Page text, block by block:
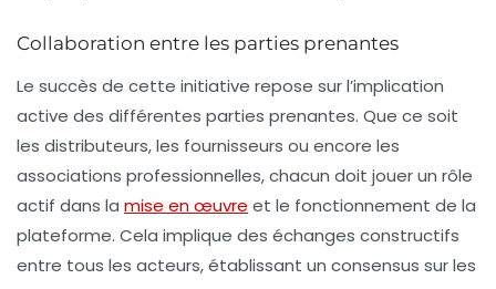
Collaboration entre les parties prenantes
Le succès de cette initiative repose sur l’implication
active des différentes parties prenantes. Que ce soit
les distributeurs, les fournisseurs ou encore les
associations professionnelles, chacun doit jouer un rôle
actif dans la mise en œuvre et le fonctionnement de la
plateforme. Cela implique des échanges constructifs
entre tous les acteurs, établissant un consensus sur les